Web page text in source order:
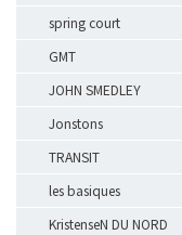
spring court
GMT
JOHN SMEDLEY
Jonstons
TRANSIT
les basiques
KristenseN DU NORD